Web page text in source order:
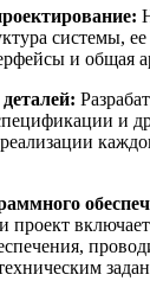
системы,
и общая
и
проект